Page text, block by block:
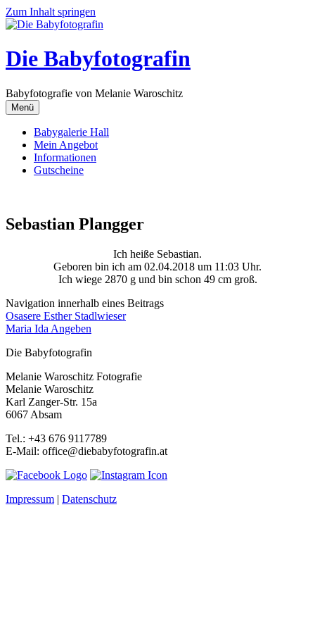
Zum Inhalt springen
Die Babyfotografin
Babyfotografie von Melanie Waroschitz
Menü
Babygalerie Hall
Mein Angebot
Informationen
Gutscheine
Sebastian Plangger
Ich heiße Sebastian.
Geboren bin ich am 02.04.2018 um 11:03 Uhr.
Ich wiege 2870 g und bin schon 49 cm groß.
Navigation innerhalb eines Beitrags
Osasere Esther Stadlwieser
Maria Ida Angeben
Die Babyfotografin
Melanie Waroschitz Fotografie
Melanie Waroschitz
Karl Zanger-Str. 15a
6067 Absam
Tel.: +43 676 9117789
E-Mail: office@diebabyfotografin.at
Impressum | Datenschutz